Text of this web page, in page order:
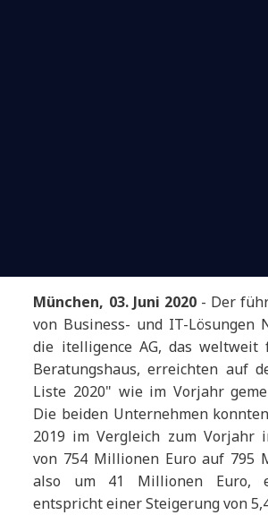
München, 03. Juni 2020 - Der
von Business- und IT-Lösungen
die itelligence AG, das weltweit
Beratungshaus, erreichten auf
Liste 2020" wie im Vorjahr
Die beiden Unternehmen
2019 im Vergleich zum Vorjahr
von 754 Millionen Euro auf 795
also um 41 Millionen Euro,
entspricht einer Steigerung von